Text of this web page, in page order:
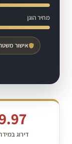
מחיר הוגן
אישור
דירוג